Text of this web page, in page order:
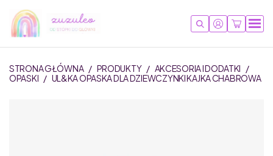
STRONA GŁÓWNA / PRODUKTY / AKCESORIA I DODATKI /
OPASKI / UL&KA OPASKA DLA DZIEWCZYNKI KAJKA CHABROWA